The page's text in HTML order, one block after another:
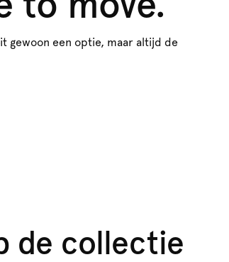
gewoon een optie, maar altijd de
de collectie